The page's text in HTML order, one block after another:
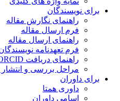
برای نویسندگان
راهنمای نگارش مقاله
فرم ارسال مقاله
راهنمای ارسال مقاله
فرم تعهدنامه
راهنمای دریافت ORCID
مراحل بررسی و انتشار
برای داوران
داوری همتا
اسامی داوران